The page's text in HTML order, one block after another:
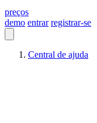
preços
demo entrar registrar-se
Central de ajuda